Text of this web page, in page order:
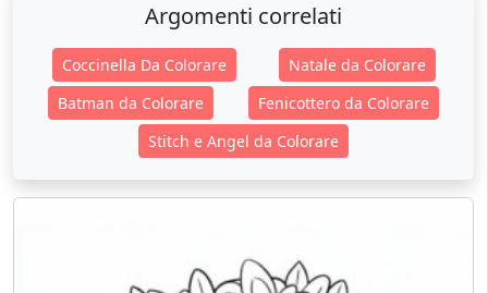
Argomenti correlati
Coccinella Da Colorare
Natale da Colorare
Batman da Colorare
Fenicottero da Colorare
Stitch e Angel da Colorare